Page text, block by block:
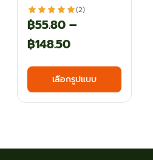
(2)
฿55.80 –
฿148.50Price
range:
฿55.80
through
เลือกรูปแบบ
This
has
The